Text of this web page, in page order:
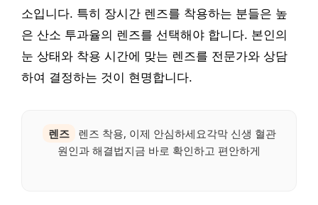
소입니다. 특히 장시간 렌즈를 착용하는 분들은 높
은 산소 투과율의 렌즈를 선택해야 합니다. 본인의
눈 상태와 착용 시간에 맞는 렌즈를 전문가와 상담
하여 결정하는 것이 현명합니다.
렌즈
렌즈 착용, 이제 안심하세요각막 신생 혈관
원인과 해결법지금 바로 확인하고 편안하게